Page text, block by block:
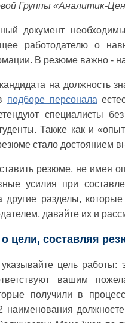
Группы «Аналитик-
документ
работодателю о
В резюме важно -
на должность
подборе персонала
специалисты
Также как и
стало достоянием
резюме, не имея
усилия при
другие разделы,
давайте их и
цели, составляя
цель
вашим
получили в
наименования